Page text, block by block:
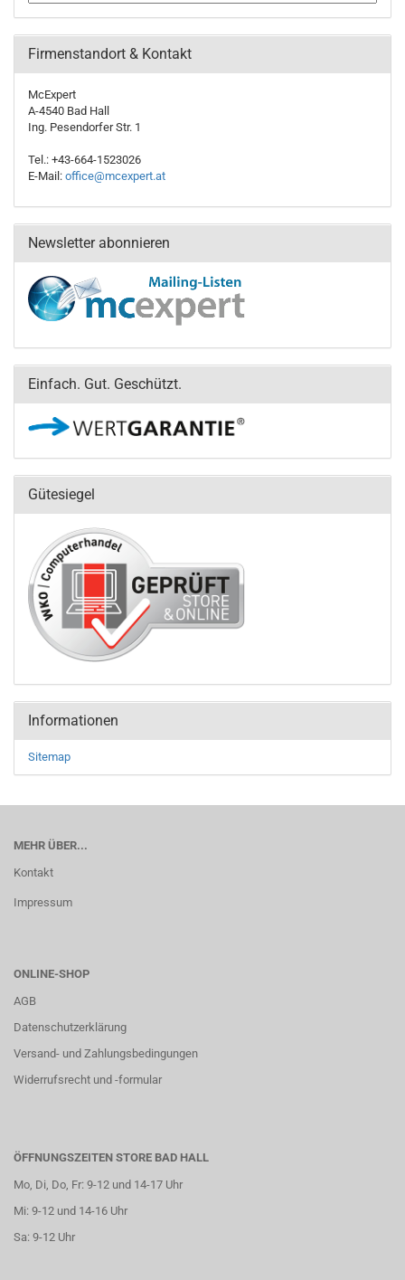
Firmenstandort & Kontakt
McExpert
A-4540 Bad Hall
Ing. Pesendorfer Str. 1
Tel.: +43-664-1523026
E-Mail: office@mcexpert.at
Newsletter abonnieren
Einfach. Gut. Geschützt.
Gütesiegel
Informationen
Sitemap
MEHR ÜBER...
Kontakt
Impressum
ONLINE-SHOP
AGB
Datenschutzerklärung
Versand- und Zahlungsbedingungen
Widerrufsrecht und -formular
ÖFFNUNGSZEITEN STORE BAD HALL
Mo, Di, Do, Fr: 9-12 und 14-17 Uhr
Mi: 9-12 und 14-16 Uhr
Sa: 9-12 Uhr